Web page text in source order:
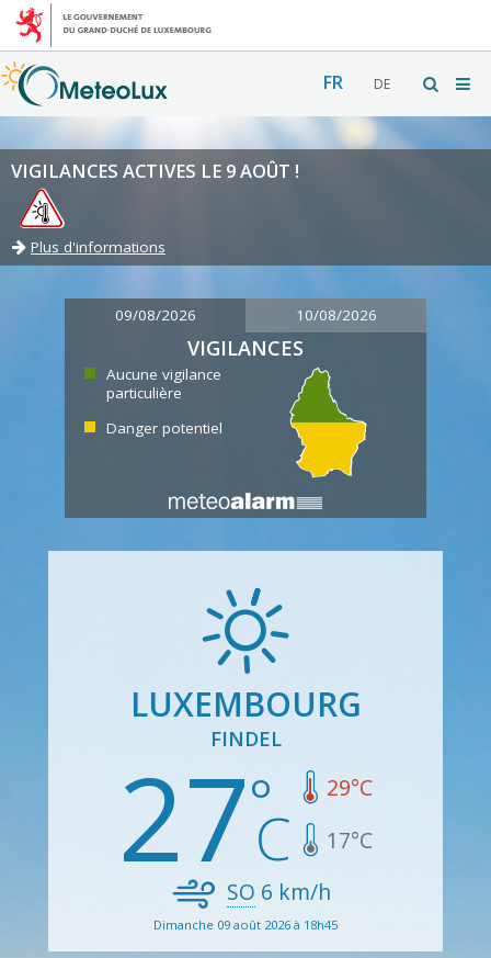
FR DE
VIGILANCES ACTIVES LE 9 AOÛT !
Plus d'informations
09/08/2026 10/08/2026
VIGILANCES
Aucune vigilance
particulière
Danger potentiel
LUXEMBOURG
FINDEL
27 29°C
17°C
SO 6 km/h
Dimanche 09 août 2026 à 18h45